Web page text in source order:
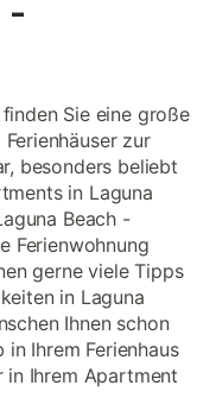
-
Sie eine große
zur
besonders beliebt
in Laguna
Beach -
Ferienwohnung
gerne viele Tipps
in Laguna
Ihnen schon
Ihrem Ferienhaus
in Ihrem Apartment